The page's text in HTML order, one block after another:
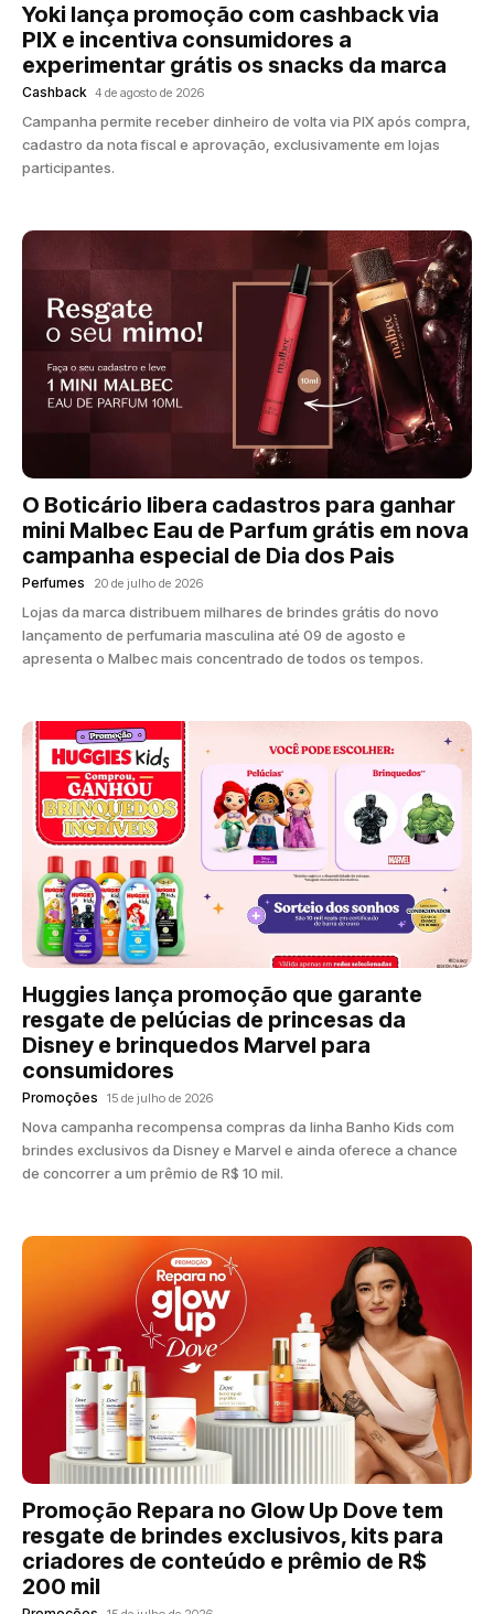
Yoki lança promoção com cashback via
PIX e incentiva consumidores a
experimentar grátis os snacks da marca
Cashback 4 de agosto de 2026
Campanha permite receber dinheiro de volta via PIX após compra,
cadastro da nota fiscal e aprovação, exclusivamente em lojas
participantes.
O Boticário libera cadastros para ganhar
mini Malbec Eau de Parfum grátis em nova
campanha especial de Dia dos Pais
Perfumes 20 de julho de 2026
Lojas da marca distribuem milhares de brindes grátis do novo
lançamento de perfumaria masculina até 09 de agosto e
apresenta o Malbec mais concentrado de todos os tempos.
Huggies lança promoção que garante
resgate de pelúcias de princesas da
Disney e brinquedos Marvel para
consumidores
Promoções 15 de julho de 2026
Nova campanha recompensa compras da linha Banho Kids com
brindes exclusivos da Disney e Marvel e ainda oferece a chance
de concorrer a um prêmio de R$ 10 mil.
Promoção Repara no Glow Up Dove tem
resgate de brindes exclusivos, kits para
criadores de conteúdo e prêmio de R$
200 mil